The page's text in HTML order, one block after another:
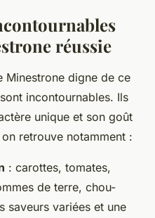
réussie
Minestrone digne de ce
incontournables. Ils
unique et son goût
retrouve notamment :
: carottes, tomates,
de terre, chou-
saveurs variées et une